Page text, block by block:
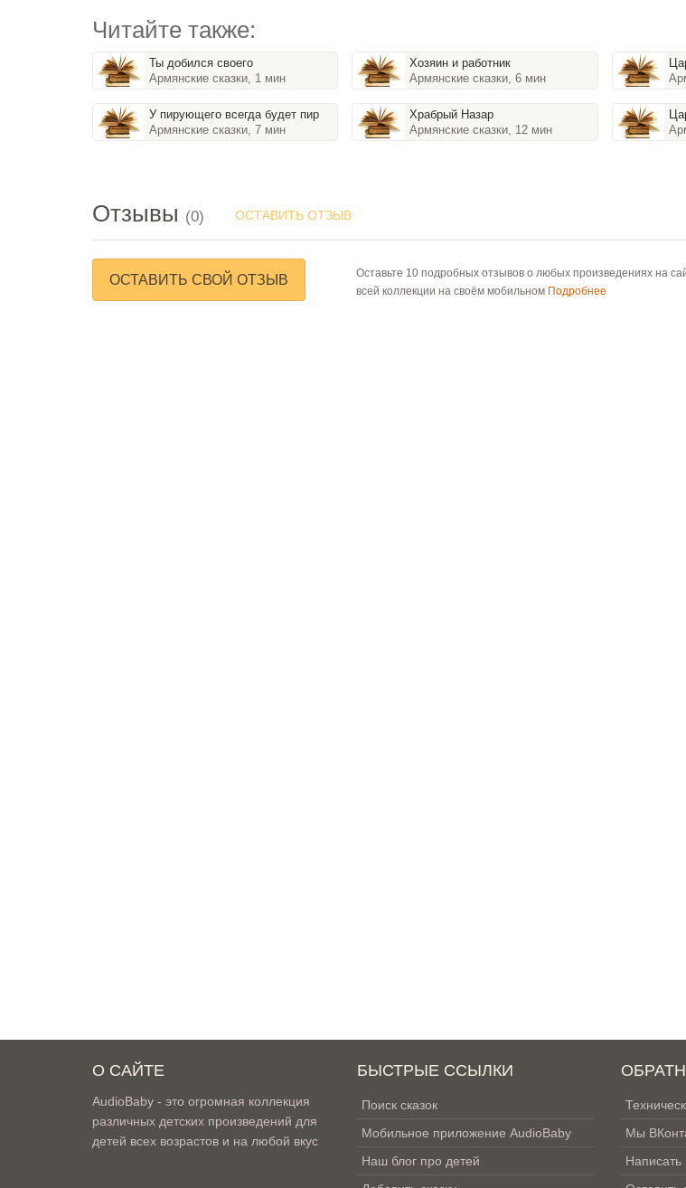
Читайте также:
Ты добился своего
Армянские сказки, 1 мин
У пирующего всегда будет пир
Армянские сказки, 7 мин
Хозяин и работник
Армянские сказки, 6 мин
Храбрый Назар
Армянские сказки, 12 мин
Отзывы (0) ОСТАВИТЬ ОТЗЫВ
ОСТАВИТЬ СВОЙ ОТЗЫВ
Оставьте 10 подробных отзывов о любых произведениях на
всей коллекции на своём мобильном Подробнее
О САЙТЕ
AudioBaby - это огромная коллекция
различных детских произведений для
детей всех возрастов и на любой вкус
БЫСТРЫЕ ССЫЛКИ
Поиск сказок
Мобильное приложение AudioBaby
Наш блог про детей
Мы
Написать